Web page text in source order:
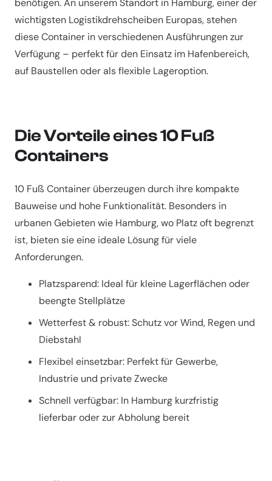
benötigen. An unserem Standort in Hamburg, einer der
wichtigsten Logistikdrehscheiben Europas, stehen
diese Container in verschiedenen Ausführungen zur
Verfügung – perfekt für den Einsatz im Hafenbereich,
auf Baustellen oder als flexible Lageroption.
Die Vorteile eines 10 Fuß
Containers
10 Fuß Container überzeugen durch ihre kompakte
Bauweise und hohe Funktionalität. Besonders in
urbanen Gebieten wie Hamburg, wo Platz oft begrenzt
ist, bieten sie eine ideale Lösung für viele
Anforderungen.
Platzsparend: Ideal für kleine Lagerflächen oder
beengte Stellplätze
Wetterfest & robust: Schutz vor Wind, Regen und
Diebstahl
Flexibel einsetzbar: Perfekt für Gewerbe,
Industrie und private Zwecke
Schnell verfügbar: In Hamburg kurzfristig
lieferbar oder zur Abholung bereit